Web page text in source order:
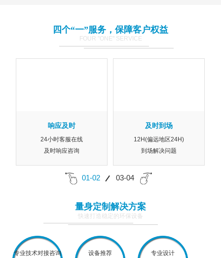
四个“一”服务，保障客户权益
FOUR "ONE" SERVICE
响应及时
24小时客服在线
及时响应咨询
及时到场
12H(偏远地区24H)
到场解决问题
01-02 03-04
量身定制解决方案
快速打造稳定的环保设备
专业技术对接咨询
设备推荐
专业设计